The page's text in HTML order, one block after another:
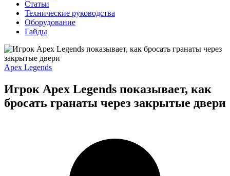
Статьи
Технические руководства
Оборудование
Гайды
Apex Legends
Игрок Apex Legends показывает, как
бросать гранаты через закрытые двери